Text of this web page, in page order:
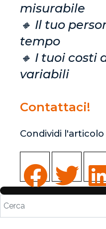
misurabile
🔸 Il tuo
tempo
🔸 I tuoi costi
variabili
Contattaci!
Condividi l'articolo